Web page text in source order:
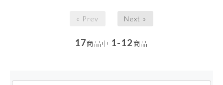
« Prev Next »
17商品中 1-12商品